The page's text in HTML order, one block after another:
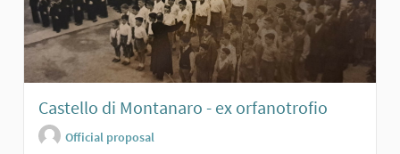
Castello di Montanaro - ex orfanotrofio
Official proposal